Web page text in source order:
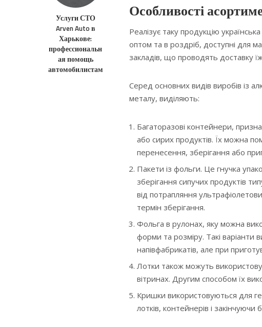
Услуги СТО
Arven Auto в
Харькове:
профессиональн
ая помощь
автомобилистам
Особливості
Реалізує таку продукцію
оптом та в роздріб, доступні для
закладів, що проводять доставку
Серед основних видів виробів із
металу, виділяють:
Багаторазові контейнери,
або сирих продуктів. Їх можна
перенесення, зберігання або
Пакети із фольги. Це гнучка
зберігання сипучих продуктів
від потрапляння
термін зберігання.
Фольга в рулонах, яку можна
форми та розміру. Такі варіанти
напівфабрикатів, але при
Лотки також можуть
вітринах. Другим способом їх
Кришки використовуються для
лотків, контейнерів і